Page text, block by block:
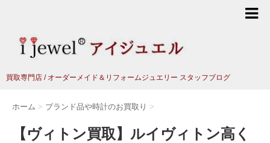
買取専門店 / オーダーメイド＆リフォームジュエリー スタッフブログ
ホーム > ブランド品や時計のお買取り >
【ヴィトン買取】ルイヴィトン高く